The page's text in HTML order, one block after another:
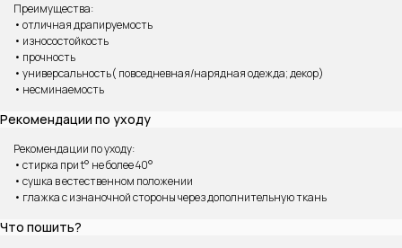
Преимущества:
• отличная драпируемость
• износостойкость
• прочность
• универсальность( повседневная/нарядная одежда; декор)
• несминаемость
Рекомендации по уходу
Рекомендации по уходу:
• стирка при t° не более 40°
• сушка в естественном положении
• глажка с изнаночной стороны через дополнительную ткань
Что пошить?
ВАМ МОЖЕТ ПОНРАВИТЬСЯ